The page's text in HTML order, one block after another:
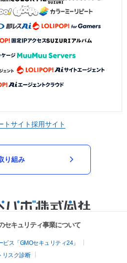
トサイト採用サイト
り組み
セキュリティ事業について
ス「GMOセキュリティ24」
リスク診断